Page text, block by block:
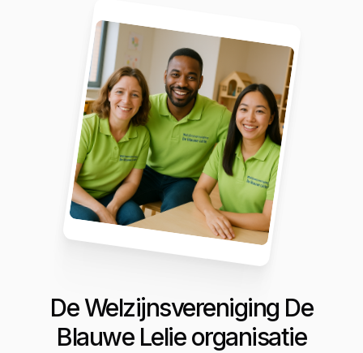
De Welzijnsvereniging De
Blauwe Lelie organisatie